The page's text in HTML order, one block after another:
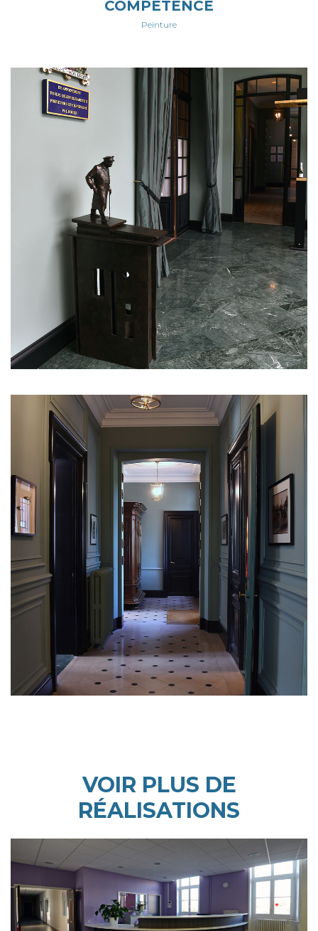
COMPÉTENCE
Peinture
VOIR PLUS DE
RÉALISATIONS